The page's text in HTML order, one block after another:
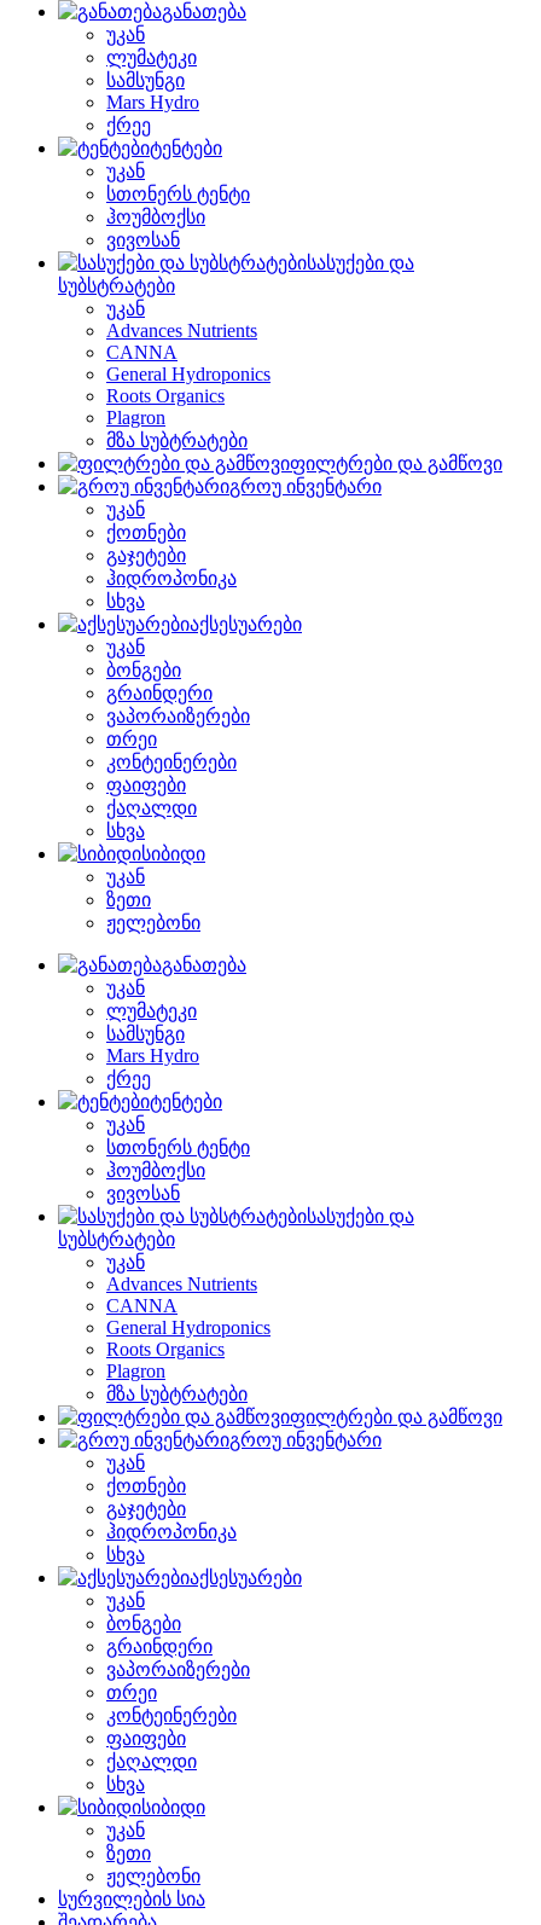
განათება
უკან
ლუმატეკი
სამსუნგი
Mars Hydro
ქრეე
ტენტები
უკან
სთონერს ტენტი
ჰოუმბოქსი
ვივოსან
სასუქები და
სუბსტრატები
უკან
Advances Nutrients
CANNA
General Hydroponics
Roots Organics
Plagron
მზა სუბტრატები
ფილტრები და გამწოვი
გროუ ინვენტარი
უკან
ქოთნები
გაჯეტები
ჰიდროპონიკა
სხვა
აქსესუარები
უკან
ბონგები
გრაინდერი
ვაპორაიზერები
თრეი
კონტეინერები
ფაიფები
ქაღალდი
სხვა
სიბიდი
უკან
ზეთი
ჟელებონი
განათება
უკან
ლუმატეკი
სამსუნგი
Mars Hydro
ქრეე
ტენტები
უკან
სთონერს ტენტი
ჰოუმბოქსი
ვივოსან
სასუქები და
სუბსტრატები
უკან
Advances Nutrients
CANNA
General Hydroponics
Roots Organics
Plagron
მზა სუბტრატები
ფილტრები და გამწოვი
გროუ ინვენტარი
უკან
ქოთნები
გაჯეტები
ჰიდროპონიკა
სხვა
აქსესუარები
უკან
ბონგები
გრაინდერი
ვაპორაიზერები
თრეი
კონტეინერები
ფაიფები
ქაღალდი
სხვა
სიბიდი
უკან
ზეთი
ჟელებონი
სურვილების სია